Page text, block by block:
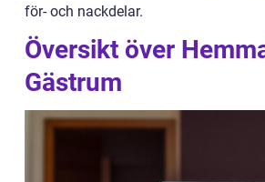
för- och nackdelar.
Översikt över
Gästrum